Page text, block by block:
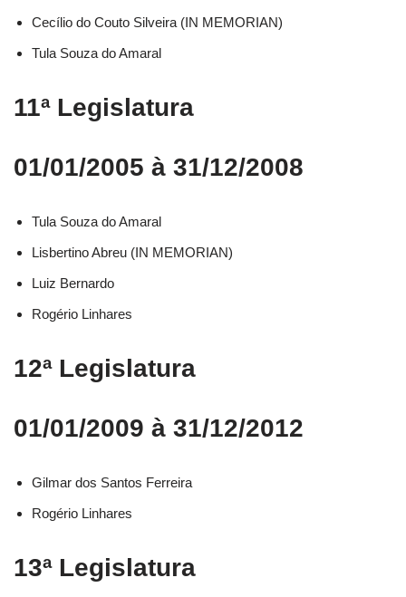
Cecílio do Couto Silveira (IN MEMORIAN)
Tula Souza do Amaral
11ª Legislatura
01/01/2005 à 31/12/2008
Tula Souza do Amaral
Lisbertino Abreu (IN MEMORIAN)
Luiz Bernardo
Rogério Linhares
12ª Legislatura
01/01/2009 à 31/12/2012
Gilmar dos Santos Ferreira
Rogério Linhares
13ª Legislatura